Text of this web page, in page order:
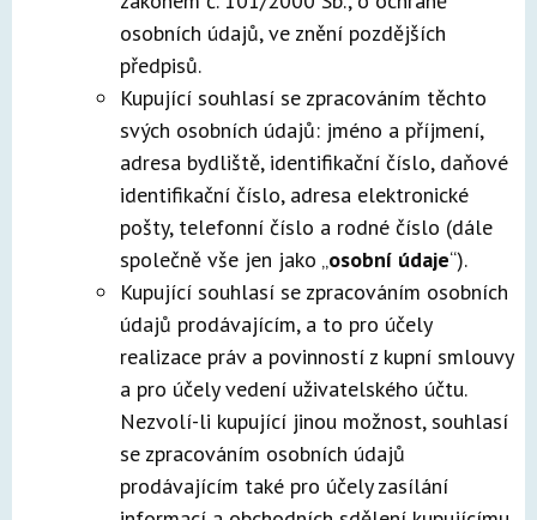
osobních údajů, ve znění pozdějších
předpisů.
Kupující souhlasí se zpracováním těchto
svých osobních údajů: jméno a příjmení,
adresa bydliště, identifikační číslo, daňové
identifikační číslo, adresa elektronické
pošty, telefonní číslo a rodné číslo (dále
společně vše jen jako „osobní údaje“).
Kupující souhlasí se zpracováním osobních
údajů prodávajícím, a to pro účely
realizace práv a povinností z kupní smlouvy
a pro účely vedení uživatelského účtu.
Nezvolí-li kupující jinou možnost, souhlasí
se zpracováním osobních údajů
prodávajícím také pro účely zasílání